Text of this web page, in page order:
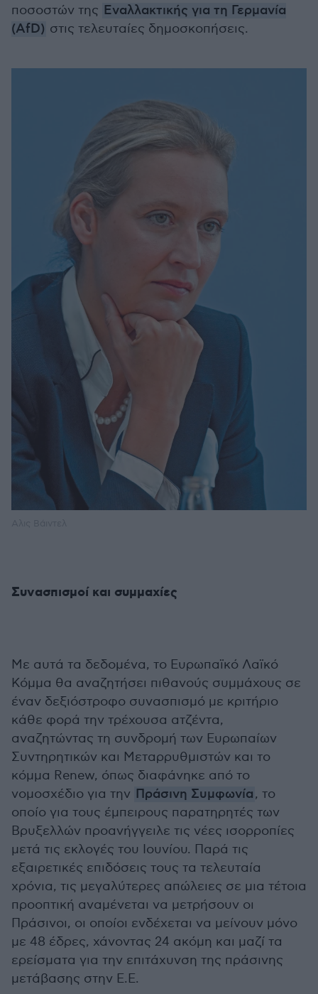
ποσοστών της Εναλλακτικής για τη Γερμανία
(AfD) στις τελευταίες δημοσκοπήσεις.
Συνασπισμοί και συμμαχίες
Με αυτά τα δεδομένα, το Ευρωπαϊκό Λαϊκό
Κόμμα θα αναζητήσει πιθανούς συμμάχους σε
έναν δεξιόστροφο συνασπισμό με κριτήριο
κάθε φορά την τρέχουσα ατζέντα,
αναζητώντας τη συνδρομή των Ευρωπαίων
Συντηρητικών και Μεταρρυθμιστών και το
κόμμα Renew, όπως διαφάνηκε από το
νομοσχέδιο για την Πράσινη Συμφωνία, το
οποίο για τους έμπειρους παρατηρητές των
Βρυξελλών προανήγγειλε τις νέες ισορροπίες
μετά τις εκλογές του Ιουνίου. Παρά τις
εξαιρετικές επιδόσεις τους τα τελευταία
χρόνια, τις μεγαλύτερες απώλειες σε μια τέτοια
προοπτική αναμένεται να μετρήσουν οι
Πράσινοι, οι οποίοι ενδέχεται να μείνουν μόνο
με 48 έδρες, χάνοντας 24 ακόμη και μαζί τα
ερείσματα για την επιτάχυνση της πράσινης
μετάβασης στην Ε.Ε.